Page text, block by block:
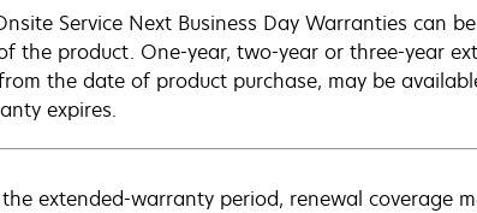
Service Next Business Day Warranties can
the product. One-year, two-year or three-year
the date of product purchase, may be
expires.
extended-warranty period, renewal coverage